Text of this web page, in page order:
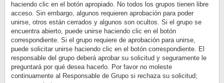
haciendo clic en el botón apropiado. No todos los grupos tienen libre
acceso. Sin embargo, algunos requieren aprobación para poder
unirse, otros están cerrados y algunos son ocultos. Si el grupo se
encuentra abierto, puede unirse haciendo clic en el botón
correspondiente. Si el grupo requiere de aprobación para unirse,
puede solicitar unirse haciendo clic en el botón correspondiente. El
responsable del grupo deberá aprobar su solicitud y seguramente le
preguntará por qué desea hacerlo. Por favor no moleste
continuamente al Responsable de Grupo si rechaza su solicitud;